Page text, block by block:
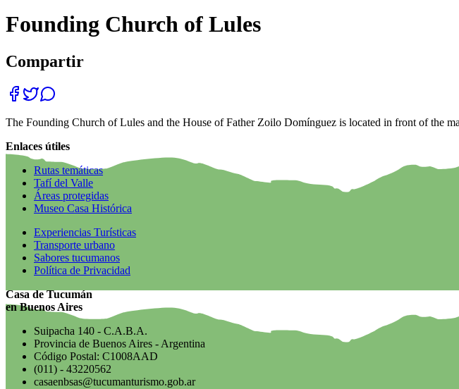
Founding Church of Lules
Compartir
The Founding Church of Lules and the House of Father Zoilo Domínguez is located in front of the
Enlaces útiles
Rutas temáticas
Tafí del Valle
Áreas protegidas
Museo Casa Histórica
Experiencias Turísticas
Transporte urbano
Sabores tucumanos
Política de Privacidad
Casa de Tucumán
en Buenos Aires
Suipacha 140 - C.A.B.A.
Provincia de Buenos Aires - Argentina
Código Postal: C1008AAD
(011) - 43220562
casaenbsas@tucumanturismo.gob.ar